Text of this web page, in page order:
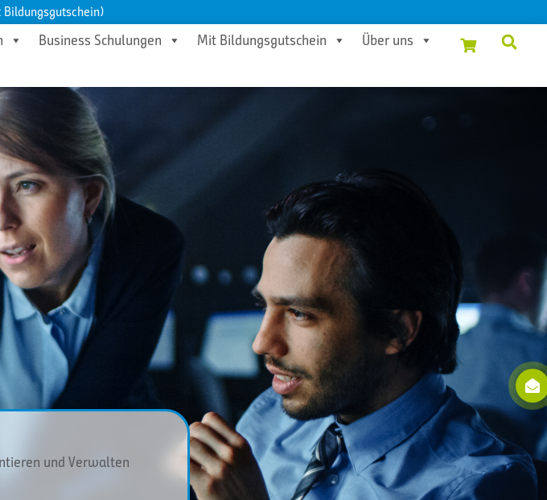
Business Schulungen Mit Bildungsgutschein Über uns
und Verwalten